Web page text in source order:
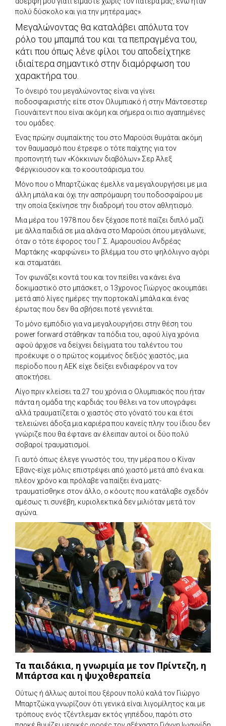
πολύ δύσκολο και για την μητέρα μας».
Μεγαλώνοντας θα καταλάβει απόλυτα τον
ρόλο του μπαμπά του και τα πεπραγμένα του,
κάτι που όπως λένε φίλοι του αποδείχτηκε
ιδιαίτερα σημαντικό στην διαμόρφωση του
χαρακτήρα του.
Το όνειρό του μεγαλώνοντας είναι να γίνει
ποδοσφαιριστής είτε στον Ολυμπιακό ή στην Μάντσεστερ
Γιουνάιτεντ που είναι ακόμη και σήμερα οι πιο αγαπημένες
του ομάδες.
Ένας πρώην συμπαίκτης του στο Μαρούσι θυμάται ακόμη
τον θαυμασμό που έτρεφε ο τότε παίχτης για τον
προπονητή των «Κόκκινων διαβόλων» Σερ Άλεξ
Φέργκιουσον και το κοουτσάρισμα του.
Μόνο που ο Μπαρτζώκας έμελλε να μεγαλουργήσει με μια
άλλη μπάλα και όχι την ασπρόμαυρη του ποδοσφαίρου με
την οποία ξεκίνησε την διαδρομή του στον αθλητισμό.
Μια μέρα του 1978 που δεν ξέχασε ποτέ παίζει διπλό μαζί
με άλλα παιδιά σε μια αλάνα στο Μαρούσι όπου μεγάλωνε,
όταν ο τότε έφορος του Γ.Σ. Αμαρουσίου Ανδρέας
Μαρτάκης «καρφώνει» το βλέμμα του στο ψηλόλιγνο αγόρι
και σταματάει.
Τον φωνάζει κοντά του και τον πείθει να κάνει ένα
δοκιμαστικό στο μπάσκετ, ο 13χρονος Γιώργος ακουμπάει
μετά από λίγες ημέρες την πορτοκαλί μπάλα και ένας
έρωτας που δεν θα σβήσει ποτέ γεννιέται.
Το μόνο εμπόδιο για να μεγαλουργήσει στην θέση του
power forward στάθηκαν τα πόδια του, αφού λίγα χρόνια
αφού άρχισε να δείχνει δείγματα του ταλέντου του
προέκυψε ο ο πρώτος κομμένος δεξιός χιαστός, μια
περίοδο που η ΑΕΚ είχε δείξει ενδιαφέρον να τον
αποκτήσει.
Λίγο πριν κλείσει τα 27 του χρόνια ο Ολυμπιακός που ήταν
πάντα η ομάδα της καρδιάς του θέλει να τον υπογράψει
αλλά τραυματίζεται ο χιαστός στο γόνατό του και έτσι
τελειώνει άδοξα μια καριέρα που κανείς πλην του ίδιου δεν
γνώριζε που θα έφτανε αν έλειπαν αυτοί οι δύο πολύ
σοβαροί τραυματισμοί.
Γι αυτό όπως έλεγε γνωστός του, την μέρα που ο Κίναν
Έβανς-είχε μόλις επιστρέψει από χιαστό μετά από ένα και
πλέον χρόνο και πρόλαβε να παίξει ένα ματς-
τραυματίσθηκε στον άλλο, ο κόουτς που κατάλαβε σχεδόν
αμέσως τι συνέβη, κυριολεκτικά δεν μιλιόταν μετά τον
αγώνα.
Τα παιδάκια, η γνωριμία με τον Πρίντεζη, η
Μπάρτσα και η ψυχοθεραπεία
Ούτως ή άλλως αυτοί που ξέρουν πολύ καλά τον Γιώργο
Μπαρτζώκα γνωρίζουν ότι γενικά είναι λιγομίλητος και με
τρόπους ενός τζέντλεμαν εκτός γηπέδου, παρότι στο